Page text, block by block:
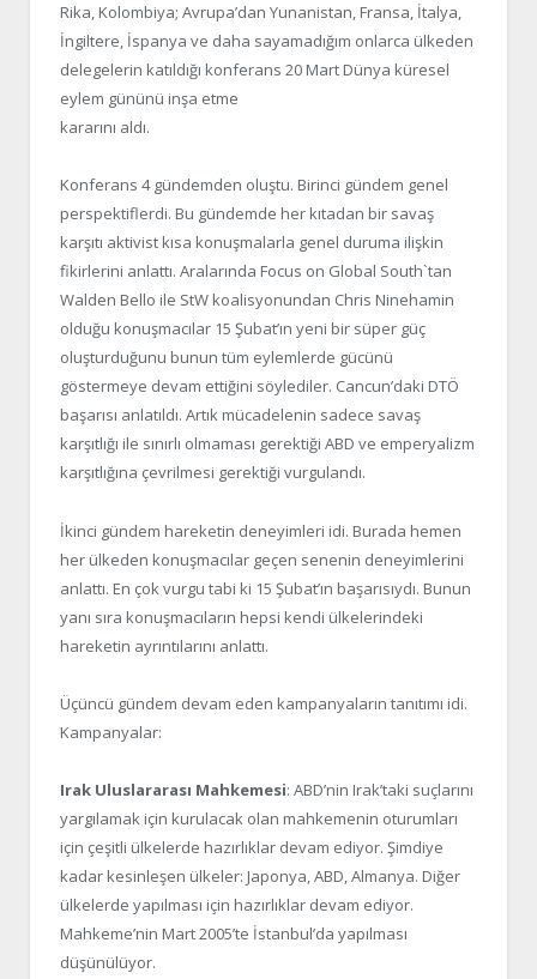
Rika, Kolombiya; Avrupa’dan Yunanistan, Fransa, İtalya,
İngiltere, İspanya ve daha sayamadığım onlarca ülkeden
delegelerin katıldığı konferans 20 Mart Dünya küresel
eylem gününü inşa etme
kararını aldı.
Konferans 4 gündemden oluştu. Birinci gündem genel
perspektiflerdi. Bu gündemde her kıtadan bir savaş
karşıtı aktivist kısa konuşmalarla genel duruma ilişkin
fikirlerini anlattı. Aralarında Focus on Global South`tan
Walden Bello ile StW koalisyonundan Chris Ninehamin
olduğu konuşmacılar 15 Şubat’ın yeni bir süper güç
oluşturduğunu bunun tüm eylemlerde gücünü
göstermeye devam ettiğini söylediler. Cancun’daki DTÖ
başarısı anlatıldı. Artık mücadelenin sadece savaş
karşıtlığı ile sınırlı olmaması gerektiği ABD ve emperyalizm
karşıtlığına çevrilmesi gerektiği vurgulandı.
İkinci gündem hareketin deneyimleri idi. Burada hemen
her ülkeden konuşmacılar geçen senenin deneyimlerini
anlattı. En çok vurgu tabi ki 15 Şubat’ın başarısıydı. Bunun
yanı sıra konuşmacıların hepsi kendi ülkelerindeki
hareketin ayrıntılarını anlattı.
Üçüncü gündem devam eden kampanyaların tanıtımı idi.
Kampanyalar:
Irak Uluslararası Mahkemesi: ABD’nin Irak’taki suçlarını
yargılamak için kurulacak olan mahkemenin oturumları
için çeşitli ülkelerde hazırlıklar devam ediyor. Şimdiye
kadar kesinleşen ülkeler: Japonya, ABD, Almanya. Diğer
ülkelerde yapılması için hazırlıklar devam ediyor.
Mahkeme’nin Mart 2005’te İstanbul’da yapılması
düşünülüyor.